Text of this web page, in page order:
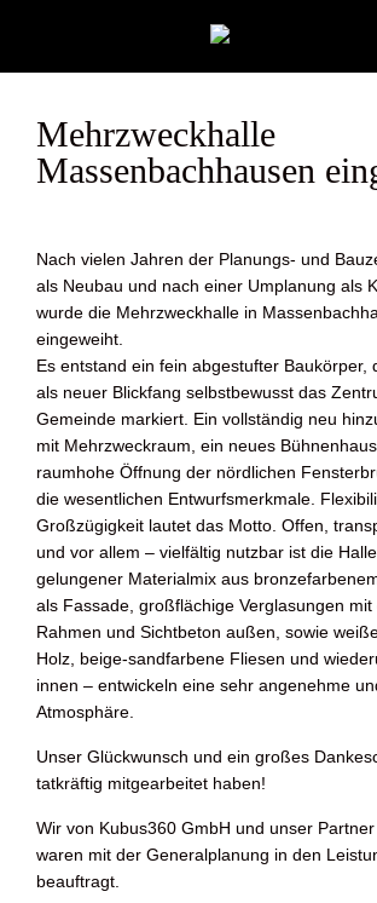
Mehrzweckhalle
Massenbachhausen
Nach vielen Jahren der Planungs- und
als Neubau und nach einer Umplanung als
wurde die Mehrzweckhalle in
eingeweiht.
Es entstand ein fein abgestufter Baukörper,
als neuer Blickfang selbstbewusst das
Gemeinde markiert. Ein vollständig neu
mit Mehrzweckraum, ein neues
raumhohe Öffnung der nördlichen
die wesentlichen Entwurfsmerkmale.
Großzügigkeit lautet das Motto. Offen,
und vor allem – vielfältig nutzbar ist die
gelungener Materialmix aus
als Fassade, großflächige Verglasungen
Rahmen und Sichtbeton außen, sowie
Holz, beige-sandfarbene Fliesen und
innen – entwickeln eine sehr angenehme
Atmosphäre.
Unser Glückwunsch und ein großes
tatkräftig mitgearbeitet haben!
Wir von Kubus360 GmbH und unser
waren mit der Generalplanung in den
beauftragt.